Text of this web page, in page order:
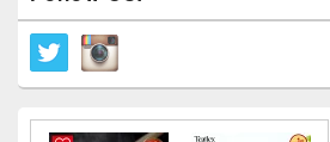
ー
シ
ョ
ン
ン
サ
ド
ー